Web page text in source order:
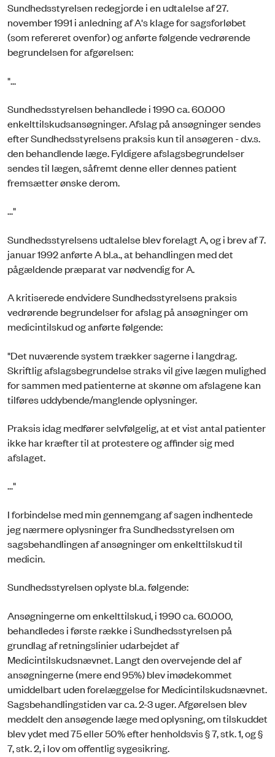
Sundhedsstyrelsen redegjorde i en udtalelse af 27.
november 1991 i anledning af A's klage for sagsforløbet
(som refereret ovenfor) og anførte følgende vedrørende
begrundelsen for afgørelsen:
"...
Sundhedsstyrelsen behandlede i 1990 ca. 60.000
enkelttilskudsansøgninger. Afslag på ansøgninger sendes
efter Sundhedsstyrelsens praksis kun til ansøgeren - d.v.s.
den behandlende læge. Fyldigere afslagsbegrundelser
sendes til lægen, såfremt denne eller dennes patient
fremsætter ønske derom.
..."
Sundhedsstyrelsens udtalelse blev forelagt A, og i brev af 7.
januar 1992 anførte A bl.a., at behandlingen med det
pågældende præparat var nødvendig for A.
A kritiserede endvidere Sundhedsstyrelsens praksis
vedrørende begrundelser for afslag på ansøgninger om
medicintilskud og anførte følgende:
"Det nuværende system trækker sagerne i langdrag.
Skriftlig afslagsbegrundelse straks vil give lægen mulighed
for sammen med patienterne at skønne om afslagene kan
tilføres uddybende/manglende oplysninger.
Praksis idag medfører selvfølgelig, at et vist antal patienter
ikke har kræfter til at protestere og affinder sig med
afslaget.
..."
I forbindelse med min gennemgang af sagen indhentede
jeg nærmere oplysninger fra Sundhedsstyrelsen om
sagsbehandlingen af ansøgninger om enkelttilskud til
medicin.
Sundhedsstyrelsen oplyste bl.a. følgende:
Ansøgningerne om enkelttilskud, i 1990 ca. 60.000,
behandledes i første række i Sundhedsstyrelsen på
grundlag af retningslinier udarbejdet af
Medicintilskudsnævnet. Langt den overvejende del af
ansøgningerne (mere end 95%) blev imødekommet
umiddelbart uden forelæggelse for Medicintilskudsnævnet.
Sagsbehandlingstiden var ca. 2-3 uger. Afgørelsen blev
meddelt den ansøgende læge med oplysning, om tilskuddet
blev ydet med 75 eller 50% efter henholdsvis § 7, stk. 1, og §
7, stk. 2, i lov om offentlig sygesikring.